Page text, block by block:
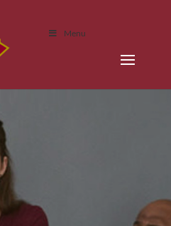
Menu